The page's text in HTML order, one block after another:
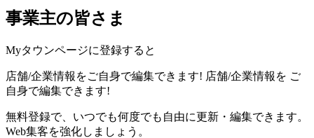
事業主の皆さま
Myタウンページに登録すると
店舗/企業情報をご自身で編集できます! 店舗/企業情報を ご
自身で編集できます!
無料登録で、いつでも何度でも自由に更新・編集できます。
Web集客を強化しましょう。